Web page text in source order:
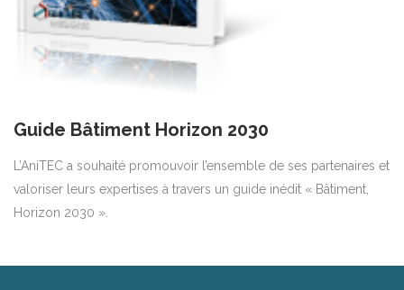
Guide Bâtiment Horizon 2030
L’AniTEC a souhaité promouvoir l’ensemble de ses partenaires et
valoriser leurs expertises à travers un guide inédit « Bâtiment,
Horizon 2030 ».